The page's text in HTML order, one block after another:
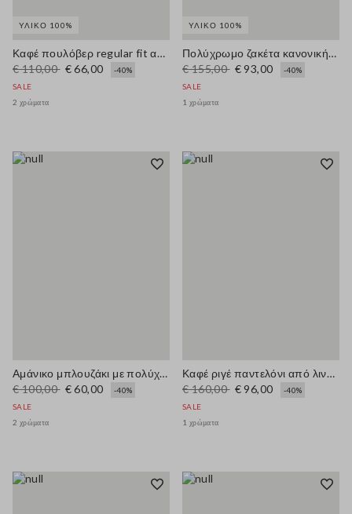
ΥΛΙΚΌ 100%
Καφέ πουλόβερ regular fit από καθαρό βαμβάκι με υφή πλέγματος
€ 110,00 € 66,00
-40%
SALE
2 χρώματα
ΥΛΙΚΌ 100%
Πολύχρωμο ζακέτα κανονικής γραμμής από καθαρό βαμβάκι με πλεκτή ζώνη
€ 155,00 € 93,00
-40%
SALE
1 χρώματα
Αμάνικο μπλουζάκι με πολύχρωμες ρίγες από συνδυασμό βαμβακιού, κανονική εφαρμογή
€ 100,00 € 60,00
-40%
SALE
2 χρώματα
Καφέ ριγέ παντελόνι από λινό με κανονική εφαρμογή
€ 160,00 € 96,00
-40%
SALE
1 χρώματα